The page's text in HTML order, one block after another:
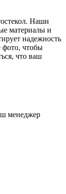
Наши
материалы и
надежность
фото, чтобы
что ваш
менеджер